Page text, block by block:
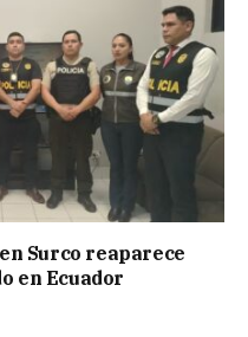
Surco reaparece
en Ecuador